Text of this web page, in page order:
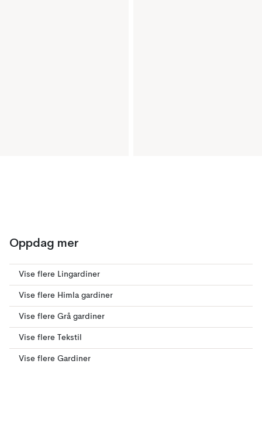
Oppdag mer
Vise flere Lingardiner
Vise flere Himla gardiner
Vise flere Grå gardiner
Vise flere Tekstil
Vise flere Gardiner